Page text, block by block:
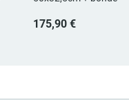
175,90 €